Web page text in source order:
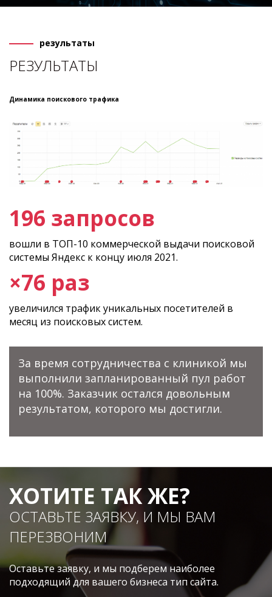
результаты
РЕЗУЛЬТАТЫ
Динамика поискового трафика
196 запросов
вошли в ТОП-10 коммерческой выдачи поисковой
системы Яндекс к концу июля 2021.
×76 раз
увеличился трафик уникальных посетителей в
месяц из поисковых систем.
За время сотрудничества с клиникой мы
выполнили запланированный пул работ
на 100%. Заказчик остался довольным
результатом, которого мы достигли.
ХОТИТЕ ТАК ЖЕ?
ОСТАВЬТЕ ЗАЯВКУ, И МЫ ВАМ
ПЕРЕЗВОНИМ
Оставьте заявку, и мы подберем наиболее
подходящий для вашего бизнеса тип сайта.